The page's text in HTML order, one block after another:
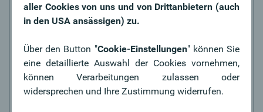
Stempelpässe
Einige Bluecode Akzeptanzstellen bieten digitale
Stempelpässe an und erfreuen ihre Kund:innen mit
Stempeln, die übersichtlich in der Oberbank App
aller Cookies von uns und von Drittanbietern (auch
in den USA ansässigen) zu.
Über den Button "Cookie-Einstellungen" können Sie
eine detaillierte Auswahl der Cookies vornehmen,
können Verarbeitungen zulassen oder
widersprechen und Ihre Zustimmung widerrufen.